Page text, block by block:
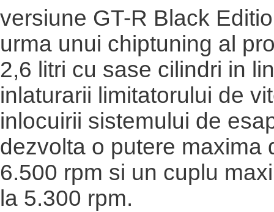
versiune GT-R Black
urma unui chiptuning al
2,6 litri cu sase cilindri in
inlaturarii limitatorului de
inlocuirii sistemului de
dezvolta o putere maxima
6.500 rpm si un cuplu
la 5.300 rpm.